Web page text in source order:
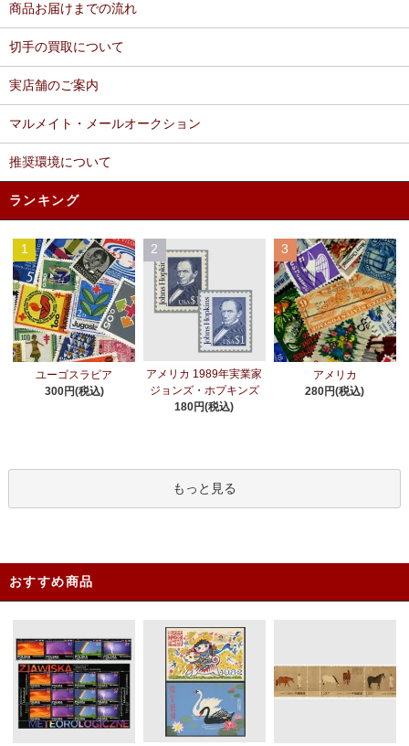
商品お届けまでの流れ
切手の買取について
実店舗のご案内
マルメイト・メールオークション
推奨環境について
ランキング
1
ユーゴスラビア
300円(税込)
2
アメリカ 1989年実業家
ジョンズ・ホプキンズ
180円(税込)
3
アメリカ
280円(税込)
もっと見る
おすすめ商品